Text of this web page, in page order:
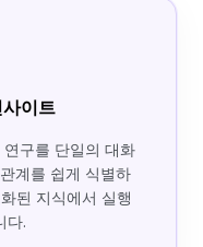
이트
구를 단일의 대화
계를 쉽게 식별하
된 지식에서 실행
다.